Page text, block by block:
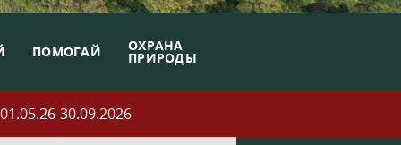
ПОМОГАЙ ОХРАНА
ПРИРОДЫ
30.09.2026